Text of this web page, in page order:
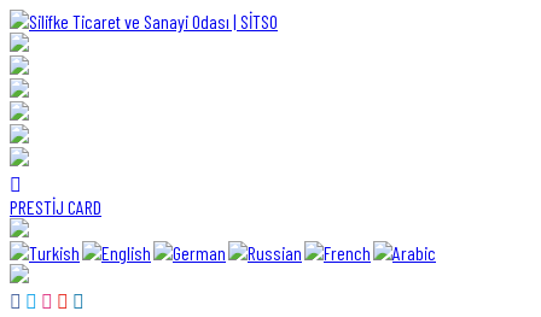
PRESTİJ CARD